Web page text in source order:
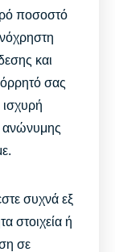
ποσοστό
και
σας
ανώνυμης
συχνά εξ
στοιχεία ή
σε